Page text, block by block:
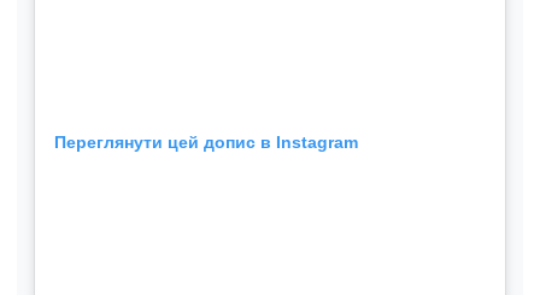
Переглянути цей допис в Instagram